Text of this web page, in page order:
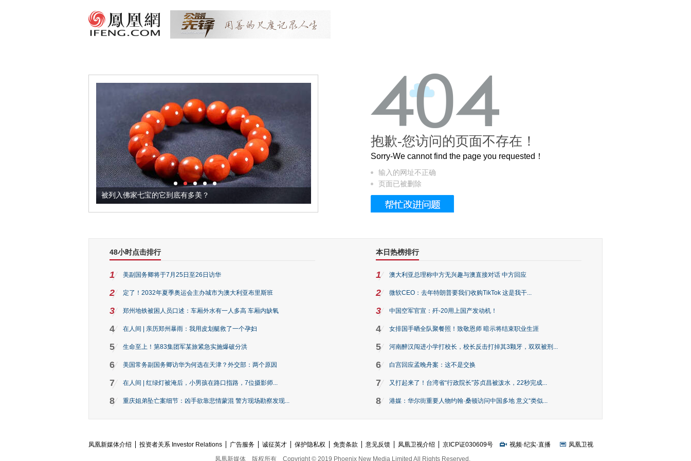
被列入佛家七宝的它到底有多美？ 这个3.2米的长卷，还原了600岁的紫禁城
抱歉-您访问的页面不存在！
Sorry-We cannot find the page you requested！
输入的网址不正确
页面已被删除
48小时点击排行
1 美副国务卿将于7月25日至26日访华
2 定了！2032年夏季奥运会主办城市为澳大利亚布里斯班
3 郑州地铁被困人员口述：车厢外水有一人多高 车厢内缺氧
4 在人间 | 亲历郑州暴雨：我用皮划艇救了一个孕妇
5 生命至上！第83集团军某旅紧急实施爆破分洪
6 美国常务副国务卿访华为何选在天津？外交部：两个原因
7 在人间 | 红绿灯被淹后，小男孩在路口指路，7位摄影师...
8 重庆姐弟坠亡案细节：凶手欲靠悲情蒙混 警方现场勘察发现...
本日热榜排行
1 澳大利亚总理称中方无兴趣与澳直接对话 中方回应
2 微软CEO：去年特朗普要我们收购TikTok 这是我干...
3 中国空军官宣：歼-20用上国产发动机！
4 女排国手晒全队聚餐照！致敬恩师 暗示将结束职业生涯
5 河南醉汉闯进小学打校长，校长反击打掉其3颗牙，双双被刑...
6 白宫回应孟晚舟案：这不是交换
7 又打起来了！台湾省“行政院长”苏贞昌被泼水，22秒完成...
8 港媒：华尔街重要人物约翰·桑顿访问中国多地 意义“类似...
凤凰新媒体介绍 投资者关系 Investor Relations 广告服务 诚征英才 保护隐私权 免责条款 意见反馈 凤凰卫视介绍 京ICP证030609号 视频·纪实·直播
凤凰卫视
凤凰新媒体
版权所有 Copyright © 2019 Phoenix New Media Limited All Rights Reserved.